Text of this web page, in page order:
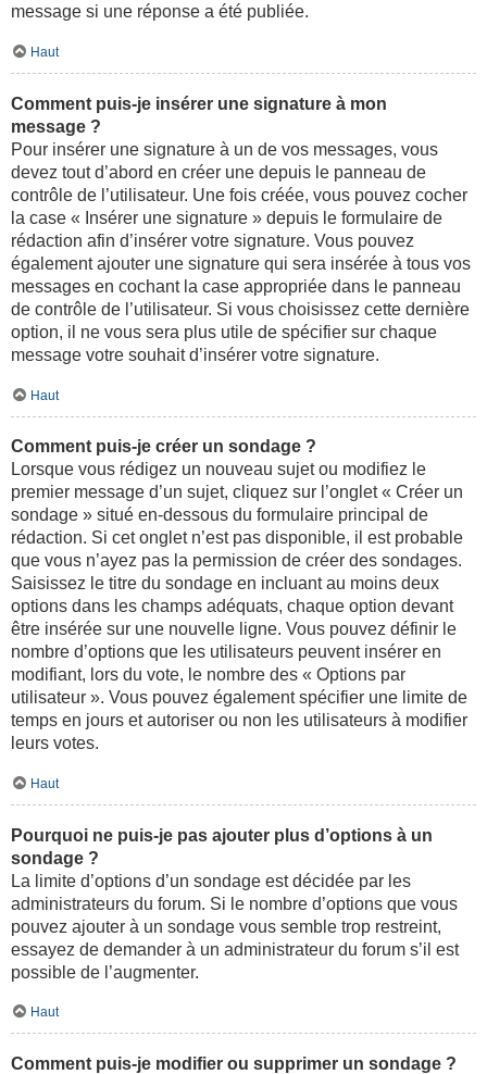
message si une réponse a été publiée.
Haut
Comment puis-je insérer une signature à mon
message ?
Pour insérer une signature à un de vos messages, vous
devez tout d’abord en créer une depuis le panneau de
contrôle de l’utilisateur. Une fois créée, vous pouvez cocher
la case « Insérer une signature » depuis le formulaire de
rédaction afin d’insérer votre signature. Vous pouvez
également ajouter une signature qui sera insérée à tous vos
messages en cochant la case appropriée dans le panneau
de contrôle de l’utilisateur. Si vous choisissez cette dernière
option, il ne vous sera plus utile de spécifier sur chaque
message votre souhait d’insérer votre signature.
Haut
Comment puis-je créer un sondage ?
Lorsque vous rédigez un nouveau sujet ou modifiez le
premier message d’un sujet, cliquez sur l’onglet « Créer un
sondage » situé en-dessous du formulaire principal de
rédaction. Si cet onglet n’est pas disponible, il est probable
que vous n’ayez pas la permission de créer des sondages.
Saisissez le titre du sondage en incluant au moins deux
options dans les champs adéquats, chaque option devant
être insérée sur une nouvelle ligne. Vous pouvez définir le
nombre d’options que les utilisateurs peuvent insérer en
modifiant, lors du vote, le nombre des « Options par
utilisateur ». Vous pouvez également spécifier une limite de
temps en jours et autoriser ou non les utilisateurs à modifier
leurs votes.
Haut
Pourquoi ne puis-je pas ajouter plus d’options à un
sondage ?
La limite d’options d’un sondage est décidée par les
administrateurs du forum. Si le nombre d’options que vous
pouvez ajouter à un sondage vous semble trop restreint,
essayez de demander à un administrateur du forum s’il est
possible de l’augmenter.
Haut
Comment puis-je modifier ou supprimer un sondage ?